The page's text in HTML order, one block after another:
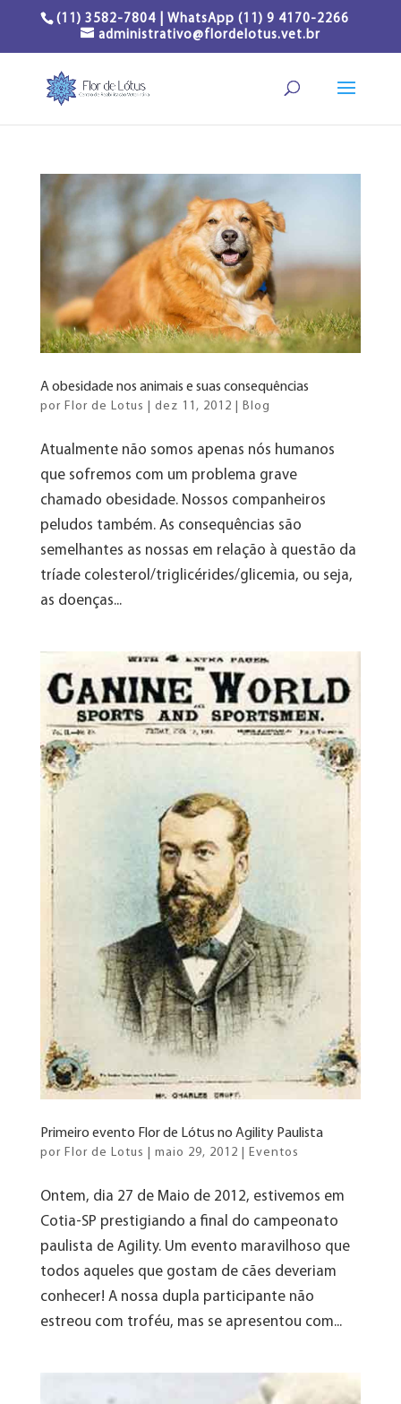
(11) 3582-7804 | WhatsApp (11) 9 4170-2266
administrativo@flordelotus.vet.br
A obesidade nos animais e suas consequências
por Flor de Lotus dez 11, 2012 Blog
Atualmente não somos apenas nós humanos
que sofremos com um problema grave
chamado obesidade. Nossos companheiros
peludos também. As consequências são
semelhantes as nossas em relação à questão da
tríade colesterol/triglicérides/glicemia, ou seja,
as doenças...
Primeiro evento Flor de Lótus no Agility Paulista
por Flor de Lotus maio 29, 2012 Eventos
Ontem, dia 27 de Maio de 2012, estivemos em
Cotia-SP prestigiando a final do campeonato
paulista de Agility. Um evento maravilhoso que
todos aqueles que gostam de cães deveriam
conhecer! A nossa dupla participante não
estreou com troféu, mas se apresentou com...